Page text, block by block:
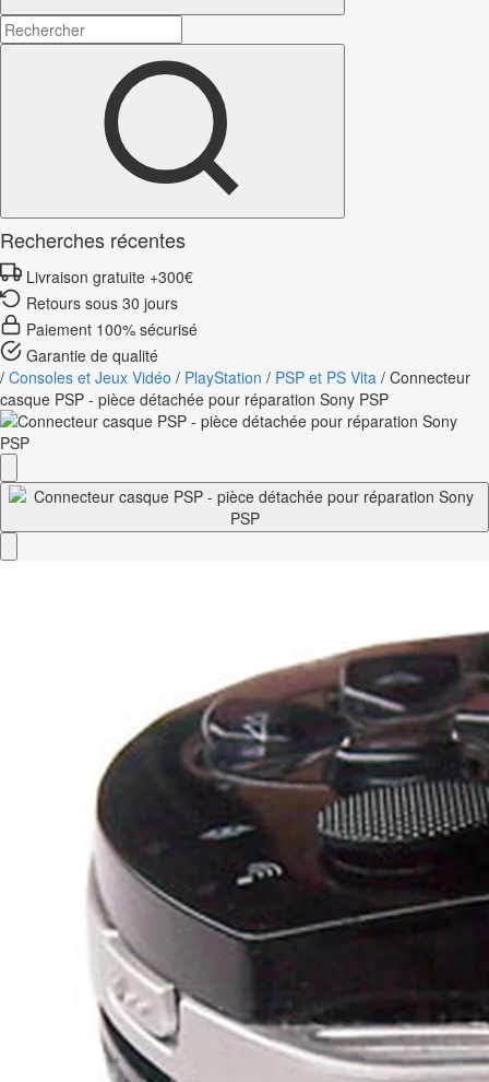
Recherches récentes
Livraison gratuite +300€
Retours sous 30 jours
Paiement 100% sécurisé
Garantie de qualité
/ Consoles et Jeux Vidéo / PlayStation / PSP et PS Vita / Connecteur
casque PSP - pièce détachée pour réparation Sony PSP